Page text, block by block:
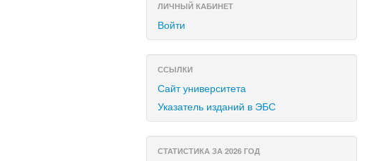
ЛИЧНЫЙ КАБИНЕТ
Войти
ССЫЛКИ
Сайт университета
Указатель изданий в ЭБС
СТАТИСТИКА ЗА 2026 ГОД